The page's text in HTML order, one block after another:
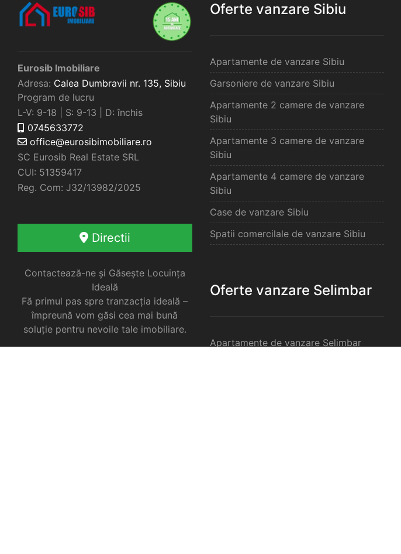
Eurosib Imobiliare
Adresa: Calea Dumbravii nr. 135, Sibiu
Program de lucru
L-V: 9-18 | S: 9-13 | D: închis
0745633772
office@eurosibimobiliare.ro
SC Eurosib Real Estate SRL
CUI: 51359417
Reg. Com: J32/13982/2025
Directii
Contactează-ne și Găsește Locuința
Ideală
Fă primul pas spre tranzacția ideală –
împreună vom găsi cea mai bună
soluție pentru nevoile tale imobiliare.
Oferte vanzare Sibiu
Apartamente de vanzare Sibiu
Garsoniere de vanzare Sibiu
Apartamente 2 camere de vanzare
Sibiu
Apartamente 3 camere de vanzare
Sibiu
Apartamente 4 camere de vanzare
Sibiu
Case de vanzare Sibiu
Spatii comercilale de vanzare Sibiu
Oferte vanzare Selimbar
Apartamente de vanzare Selimbar